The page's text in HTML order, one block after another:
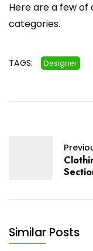
Here are a few
categories.
TAGS: Designer
Similar Posts